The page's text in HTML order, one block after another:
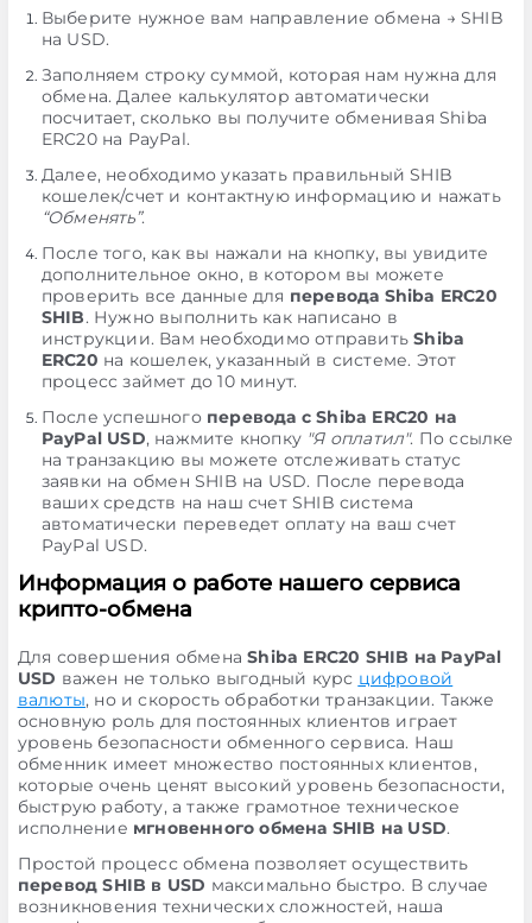
Выберите нужное вам направление обмена → SHIB
на USD.
Заполняем строку суммой, которая нам нужна для
обмена. Далее калькулятор автоматически
посчитает, сколько вы получите обменивая Shiba
ERC20 на PayPal.
Далее, необходимо указать правильный SHIB
кошелек/счет и контактную информацию и нажать
“Обменять”.
После того, как вы нажали на кнопку, вы увидите
дополнительное окно, в котором вы можете
проверить все данные для перевода Shiba ERC20
SHIB. Нужно выполнить как написано в
инструкции. Вам необходимо отправитьShiba
ERC20 на кошелек, указанный в системе. Этот
процесс займет до 10 минут.
После успешного перевода с Shiba ERC20 на
PayPal USD, нажмите кнопку "Я оплатил". По ссылке
на транзакцию вы можете отслеживать статус
заявки на обмен SHIB на USD. После перевода
ваших средств на наш счет SHIB система
автоматически переведет оплату на ваш счет
PayPal USD.
Информация о работе нашего сервиса
крипто-обмена
Для совершения обменаShiba ERC20 SHIB на PayPal
USD важен не только выгодный курс цифровой
валюты, но и скорость обработки транзакции. Также
основную роль для постоянных клиентов играет
уровень безопасности обменного сервиса. Наш
обменник имеет множество постоянных клиентов,
которые очень ценят высокий уровень безопасности,
быструю работу, а также грамотное техническое
исполнение мгновенного обмена SHIB на USD.
Простой процесс обмена позволяет осуществить
перевод SHIB в USD максимально быстро. В случае
возникновения технических сложностей, наша